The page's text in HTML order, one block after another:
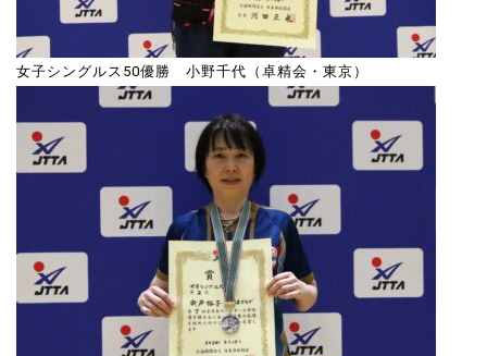
女子シングルス50優勝 小野千代（卓精会・東京）